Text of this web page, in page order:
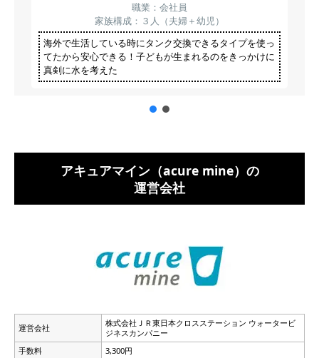
職業：会社員
家族構成：３人（夫婦＋幼児）
海外で生活している時にタンク交換できるタイプを使っ
てたから安心できる！子どもが生まれるのをきっかけに
真剣に水を考えた
アキュアマイン（acure mine）の
運営会社
運営会社
株式会社ＪＲ東日本クロスステーション ウォータービ
ジネスカンパニー
手数料
3,300円